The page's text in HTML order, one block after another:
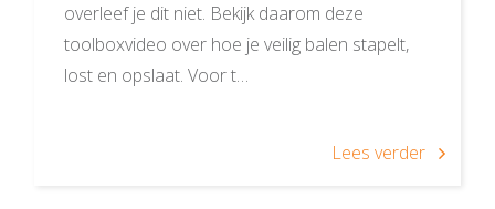
overleef je dit niet. Bekijk daarom deze
toolboxvideo over hoe je veilig balen stapelt,
lost en opslaat. Voor t…
Lees verder